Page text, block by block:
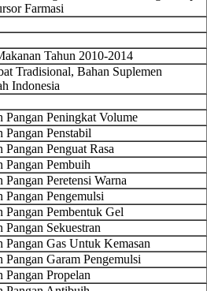
Farmasi
Tahun 2010-2014
Tradisional, Bahan Suplemen
Indonesia
Pangan Peningkat Volume
Pangan Penstabil
Penguat Rasa
Pangan Pembuih
Peretensi Warna
Pangan Pengemulsi
Pangan Pembentuk Gel
Sekuestran
Pangan Gas Untuk Kemasan
Garam Pengemulsi
Pangan Propelan